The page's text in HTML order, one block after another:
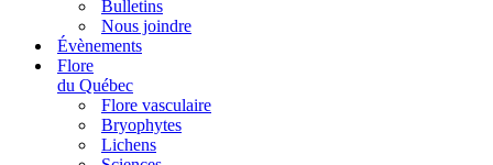
Bulletins
Nous joindre
Évènements
Flore
du Québec
Flore vasculaire
Bryophytes
Lichens